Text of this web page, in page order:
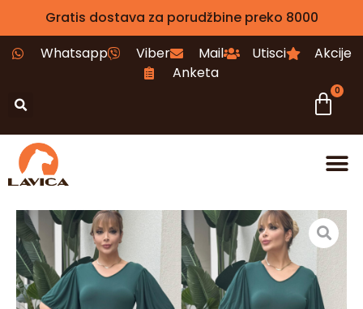
Gratis dostava za porudžbine preko 8000
Whatsapp
Viber Mail Utisci
Akcije
Anketa
0